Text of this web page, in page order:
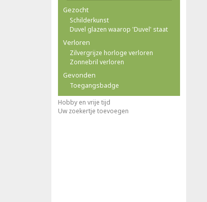
Gezocht
Schilderkunst
Duvel glazen waarop 'Duvel' staat
Verloren
Zilvergrijze horloge verloren
Zonnebril verloren
Gevonden
Toegangsbadge
Hobby en vrije tijd
Uw zoekertje toevoegen